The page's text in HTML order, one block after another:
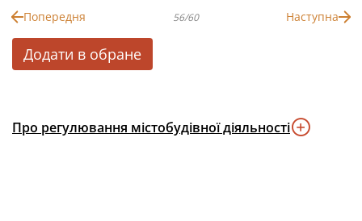
Попередня 56/60 Наступна
Додати в обране
Про регулювання містобудівної діяльності